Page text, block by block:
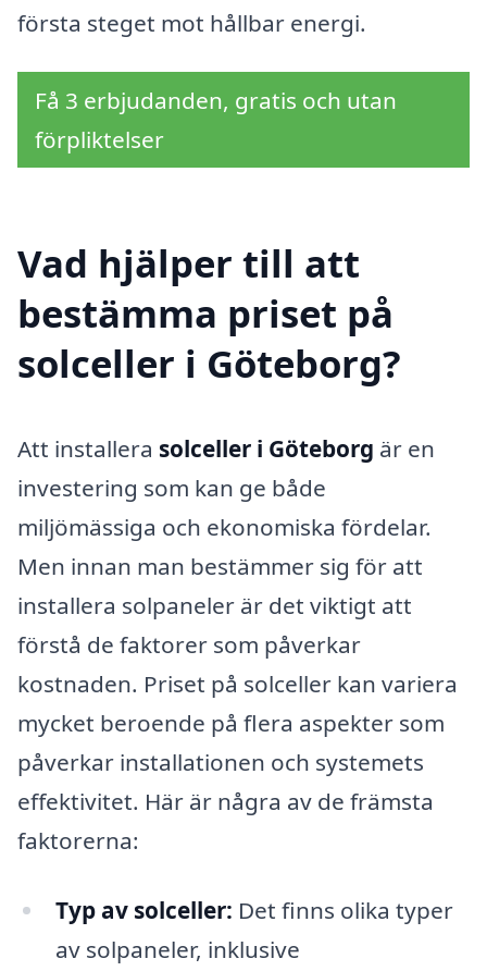
första steget mot hållbar energi.
Få 3 erbjudanden, gratis och utan
förpliktelser
Vad hjälper till att
bestämma priset på
solceller i Göteborg?
Att installera solceller i Göteborg är en
investering som kan ge både
miljömässiga och ekonomiska fördelar.
Men innan man bestämmer sig för att
installera solpaneler är det viktigt att
förstå de faktorer som påverkar
kostnaden. Priset på solceller kan variera
mycket beroende på flera aspekter som
påverkar installationen och systemets
effektivitet. Här är några av de främsta
faktorerna:
Typ av solceller: Det finns olika typer
av solpaneler, inklusive